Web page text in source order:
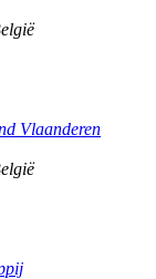
Vlaanderen